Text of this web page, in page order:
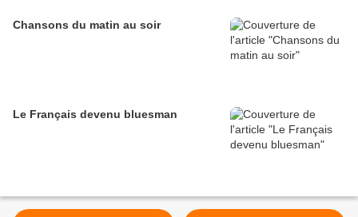
Chansons du matin au soir
Le Français devenu bluesman